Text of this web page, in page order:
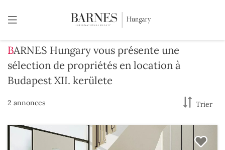
BARNES Hungary vous présente une
sélection de propriétés en location à
Budapest XII. kerülete
2 annonces Trier